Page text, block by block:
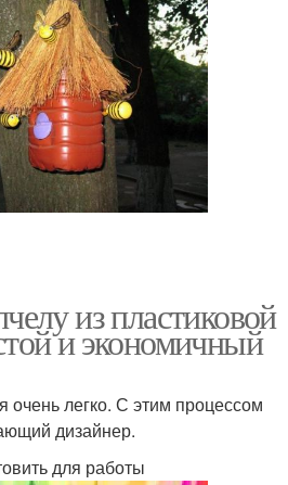
из пластиковой
и экономичный
очень легко. С этим процессом
дизайнер.
для работы